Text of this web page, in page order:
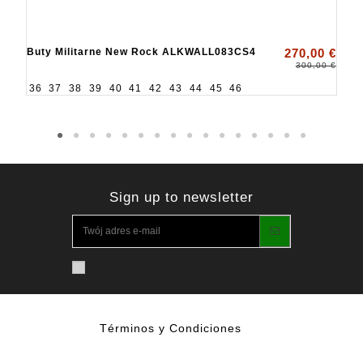
Buty Militarne New Rock ALKWALL083CS4 270,00 €
300,00 €
36 37 38 39 40 41 42 43 44 45 46
Sign up to newsletter
Términos y Condiciones